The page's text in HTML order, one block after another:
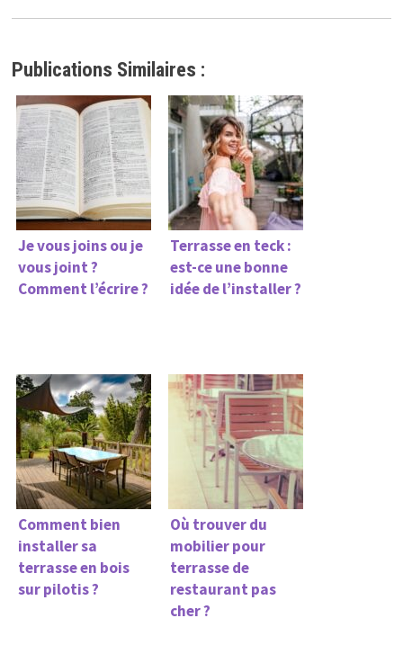
Publications Similaires :
Je vous joins ou je
vous joint ?
Comment l’écrire ?
Terrasse en teck :
est-ce une bonne
idée de l’installer ?
Comment bien
installer sa
terrasse en bois
sur pilotis ?
Où trouver du
mobilier pour
terrasse de
restaurant pas
cher ?